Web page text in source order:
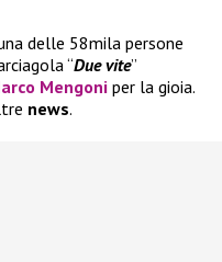
delle 58mila persone
“Due vite”
Mengoni per la gioia.
news.